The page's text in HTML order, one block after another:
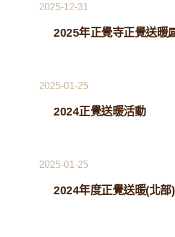
2025-12-31
2025年正覺寺正覺送暖
2025-01-25
2024正覺送暖活動
2025-01-25
2024年度正覺送暖(北部)